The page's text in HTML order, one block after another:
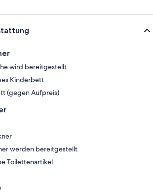
wird bereitgestellt
Kinderbett
(gegen Aufpreis)
werden bereitgestellt
Toilettenartikel